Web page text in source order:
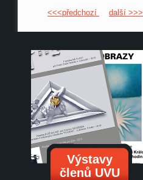
<<<předchozí další >>>
Výstavy
členů UVU